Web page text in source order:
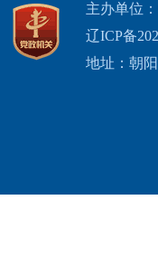
主办单位
辽ICP备
地址：朝